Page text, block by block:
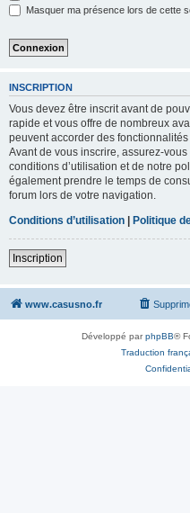
Masquer ma présence lors de cette
INSCRIPTION
Vous devez être inscrit avant de
rapide et vous offre de nombreux
peuvent accorder des
Avant de vous inscrire, assurez-
conditions d’utilisation et de notre
également prendre le temps de
forum lors de votre navigation.
Conditions d’utilisation | Politique
Inscription
www.casusno.fr
Développé parphpBB®
Traduction